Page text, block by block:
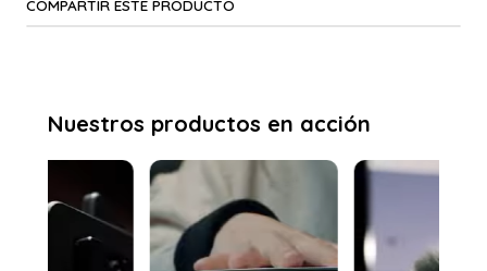
COMPARTIR ESTE PRODUCTO